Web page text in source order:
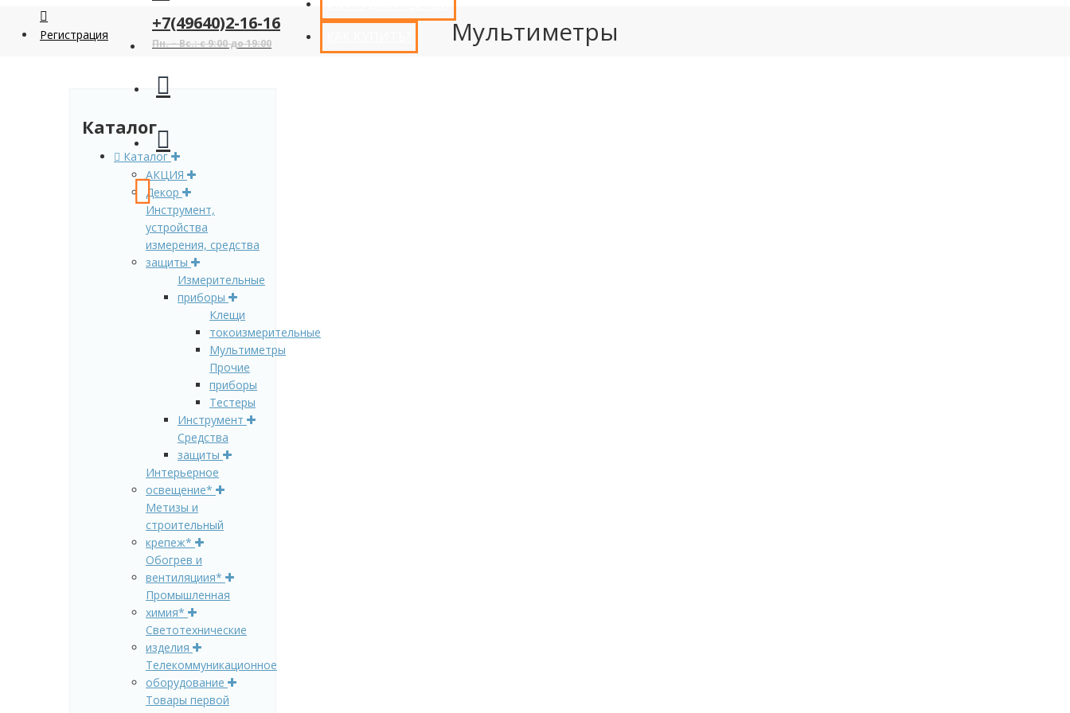
Регистрация
+7(49640)2-16-16
Пн. – Вс.: с 9:00 до 19:00 Мультиметры
Каталог
Каталог
АКЦИЯ
Декор
Инструмент,
устройства
измерения, средства
защиты
Измерительные
приборы
Клещи
токоизмерительные
Мультиметры
Прочие
приборы
Тестеры
Инструмент
Средства
защиты
Интерьерное
освещение*
Метизы и
строительный
крепеж*
Обогрев и
вентиляциия*
Промышленная
химия*
Светотехнические
изделия
Телекоммуникационное
оборудование
Товары первой